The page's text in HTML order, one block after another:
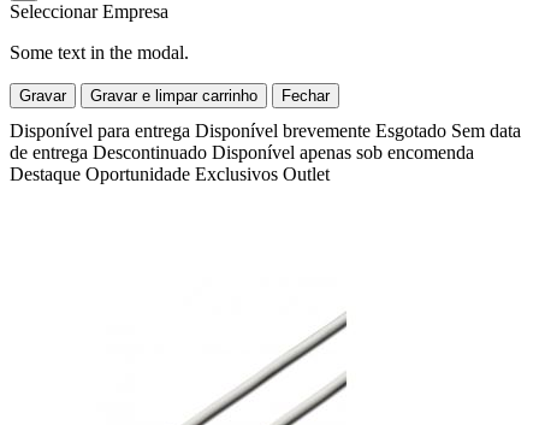
Seleccionar Empresa
Some text in the modal.
Gravar Gravar e limpar carrinho Fechar
Disponível para entrega Disponível brevemente Esgotado Sem data
de entrega Descontinuado Disponível apenas sob encomenda
Destaque Oportunidade Exclusivos Outlet